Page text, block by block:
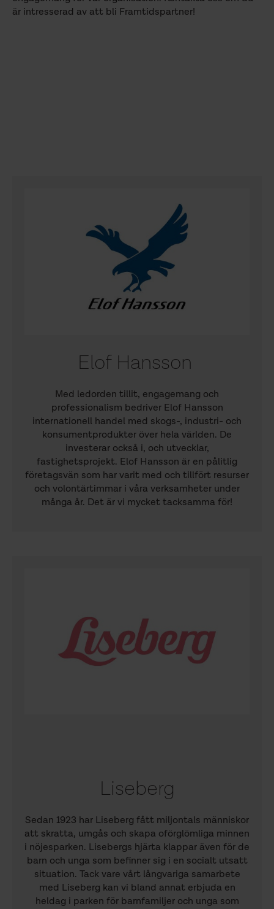
är intresserad av att bli Framtidspartner!
Elof Hansson
Med ledorden tillit, engagemang och
professionalism bedriver Elof Hansson
internationell handel med skogs-, industri- och
konsumentprodukter över hela världen. De
investerar också i, och utvecklar,
fastighetsprojekt. Elof Hansson är en pålitlig
företagsvän som har varit med och tillfört resurser
och volontärtimmar i våra verksamheter under
många år. Det är vi mycket tacksamma för!
Liseberg
Sedan 1923 har Liseberg fått miljontals människor
att skratta, umgås och skapa oförglömliga minnen
i nöjesparken. Lisebergs hjärta klappar även för de
barn och unga som befinner sig i en socialt utsatt
situation. Tack vare vårt långvariga samarbete
med Liseberg kan vi bland annat erbjuda en
heldag i parken för barnfamiljer och unga som